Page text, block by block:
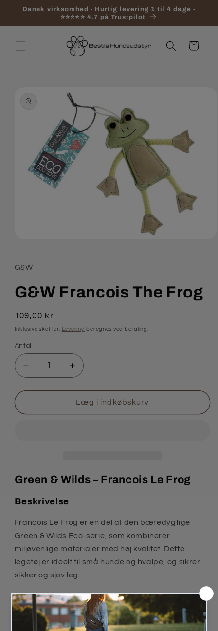
Gå til
Dansk virksomhed - Hurtig levering 1 til 4 dage -
⭐⭐⭐⭐⭐ 4.7 på Trustpilot
Indkøbskurv
modus
G&W
G&W Francois The Frog
Normalpris
109,00 kr
Inklusive skatter. Levering beregnes ved betaling.
Antal
Antal
Reducer
antallet
for
Francois
Øg
antallet
for
G&amp;W
Francois
Læg i indkøbskurv
Green & Wilds – Francois Le Frog
Beskrivelse
Francois Le Frog er en del af den bæredygtige
Green & Wilds Eco-serie, som kombinerer
miljøvenlige materialer med høj kvalitet. Dette
legetøj er ideelt til små hunde og hvalpe, og sikrer
sikker og sjov leg.
Legetøjet er fremstillet af 4 lag jute samt et lag
suede og fyldt med naturlige plantefibre. Arme og
ben er lavet af genbrugsbomuld. Der er ingen